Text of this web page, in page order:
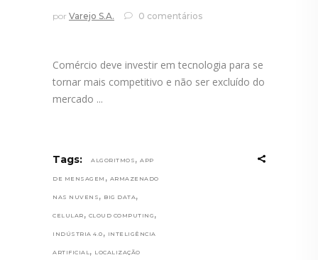
por Varejo S.A. 0 comentários
Comércio deve investir em tecnologia para se
tornar mais competitivo e não ser excluído do
mercado
Tags: ALGORITMOS , APP
DE MENSAGEM , ARMAZENADO
NAS NUVENS , BIG DATA,
CELULAR , CLOUD COMPUTING ,
INDÚSTRIA 4.0 , INTELIGÊNCIA
ARTIFICIAL, LOCALIZAÇÃO